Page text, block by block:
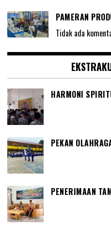
PAMERAN
Tidak ada
HARMONI
PEKAN
PENERIMAAN